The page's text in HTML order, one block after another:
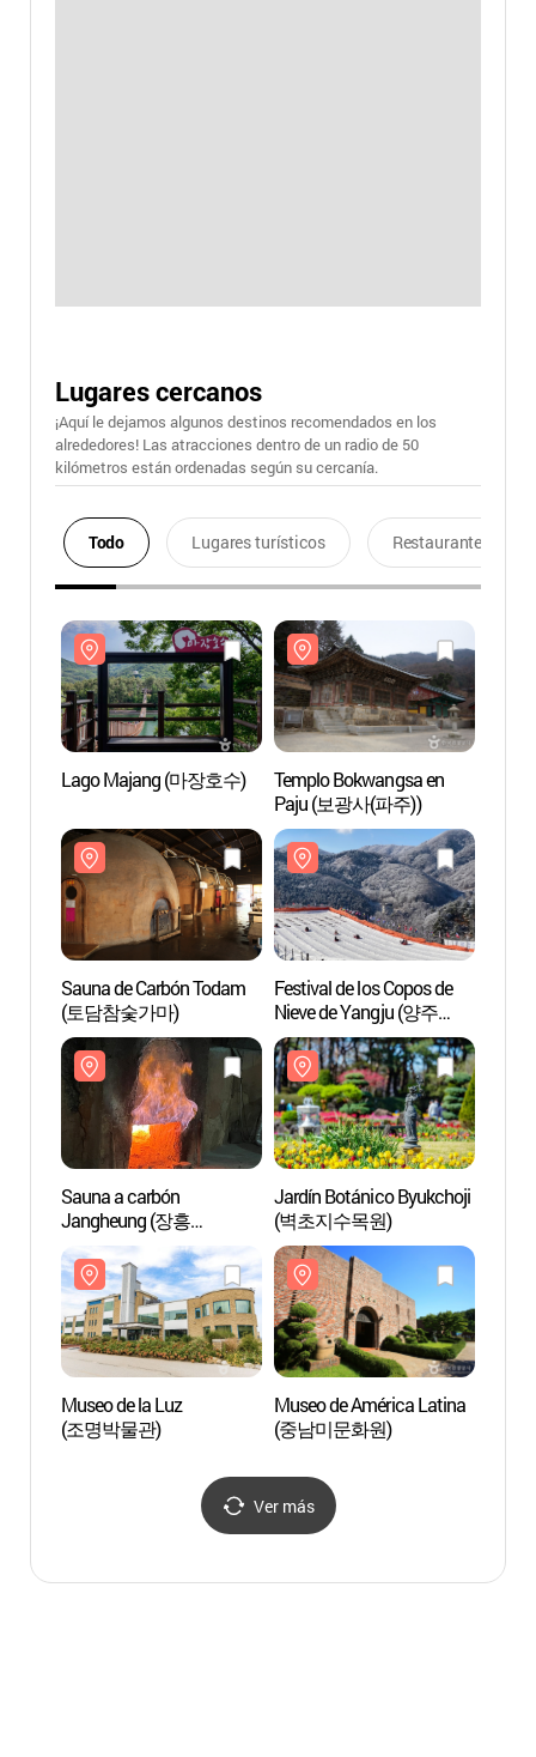
Lugares cercanos
¡Aquí le dejamos algunos destinos recomendados en los
alrededores! Las atracciones dentro de un radio de 50
kilómetros están ordenadas según su cercanía.
Todo Lugares turísticos Restaurantes
Lago Majang (마장호수)
Templo Bokwangsa en
Paju (보광사(파주))
Sauna de Carbón Todam
(토담참숯가마)
Festival de los Copos de
Nieve de Yangju (양주
눈꽃축제)
Sauna a carbón
Jangheung (장흥
참숯가마)
Jardín Botánico Byukchoji
(벽초지수목원)
Museo de la Luz
(조명박물관)
Museo de América Latina
(중남미문화원)
Ver más